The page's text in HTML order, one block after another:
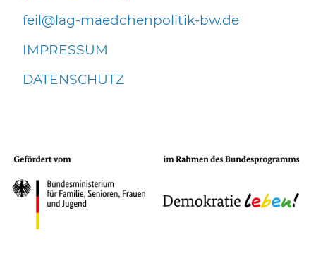
f
l l g-m dch np l t k-bw d
IMPRESSUM
DATENSCHUTZ